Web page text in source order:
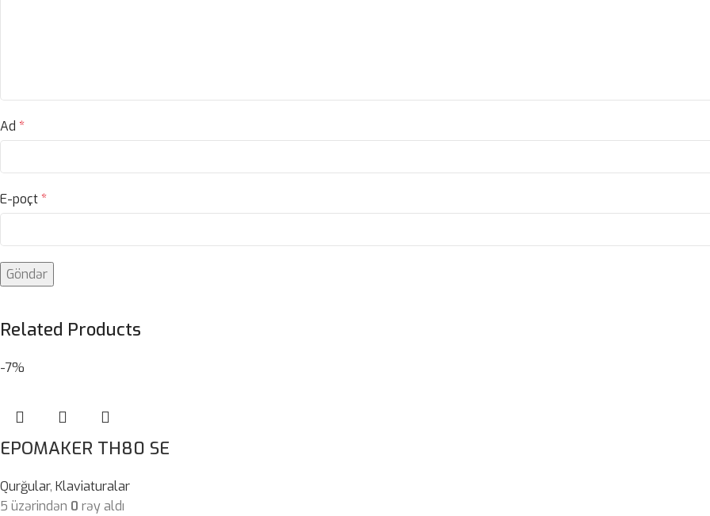
Ad *
E-poçt*
Related Products
-7%
EPOMAKER TH80 SE
Qurğular, Klaviaturalar
5 üzərindən 0 rəy aldı